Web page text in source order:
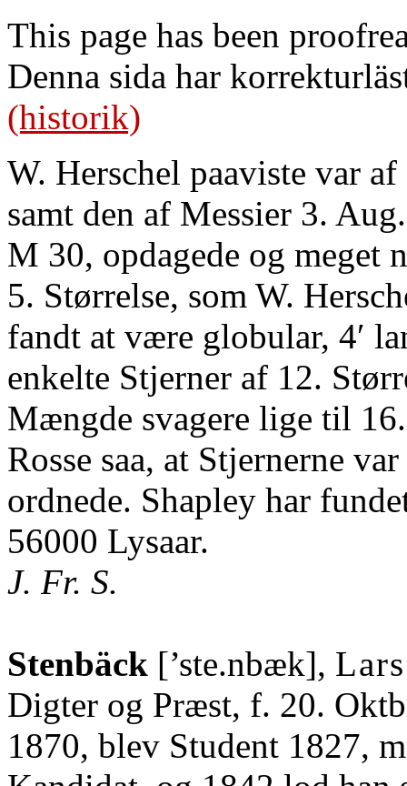
This page has been
Denna sida har
(historik)
W. Herschel paaviste var
samt den af Messier 3.
M 30, opdagede og meget
5. Størrelse, som W.
fandt at være globular, 4′
enkelte Stjerner af 12.
Mængde svagere lige til
Rosse saa, at Stjernerne
ordnede. Shapley har
56000 Lysaar.
J. Fr. S.
Stenbäck [’ste.nbæk],
Digter og Præst, f. 20.
1870, blev Student 1827,